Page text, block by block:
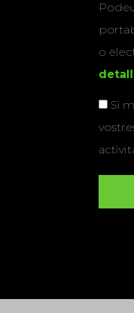
o
Si